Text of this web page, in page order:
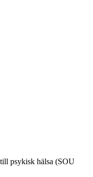
psykisk hälsa (SOU